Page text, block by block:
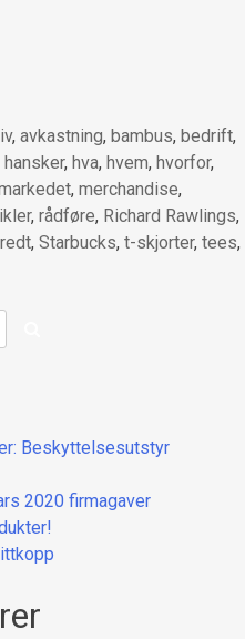
, avkastning, bambus, bedrift,
hansker, hva, hvem, hvorfor,
, merchandise,
, rådføre, Richard Rawlings,
, Starbucks, t-skjorter, tees,
Beskyttelsesutstyr
2020 firmagaver